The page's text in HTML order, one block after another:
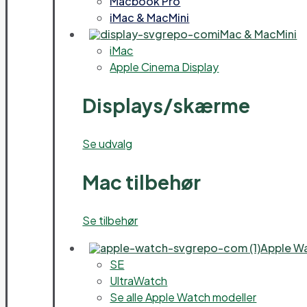
iMac & MacMini
iMac & MacMini
iMac
Apple Cinema Display
Displays/skærme
Se udvalg
Mac tilbehør
Se tilbehør
Apple
SE
UltraWatch
Se alle Apple Watch modeller